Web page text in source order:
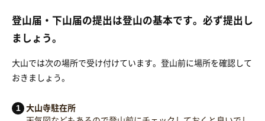
登山届・下山届の提出は登山の基本です。必ず提出し
ましょう。
大山では次の場所で受け付けています。登山前に場所を確認して
おきましょう。
大山寺駐在所